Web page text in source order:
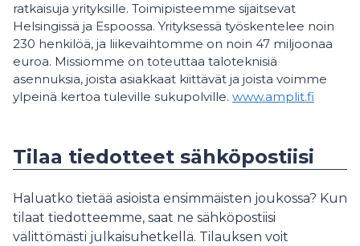
ratkaisuja yrityksille. Toimipisteemme sijaitsevat
Helsingissä ja Espoossa. Yrityksessä työskentelee noin
230 henkilöä, ja liikevaihtomme on noin 47 miljoonaa
euroa. Missiomme on toteuttaa taloteknisiä
asennuksia, joista asiakkaat kiittävät ja joista voimme
ylpeinä kertoa tuleville sukupolville. www.amplit.fi
Tilaa tiedotteet sähköpostiisi
Haluatko tietää asioista ensimmäisten joukossa? Kun
tilaat tiedotteemme, saat ne sähköpostiisi
välittömästi julkaisuhetkellä. Tilauksen voit